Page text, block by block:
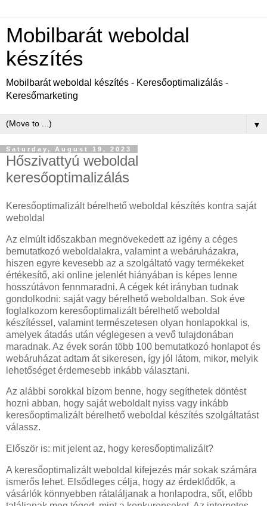
Mobilbarát weboldal
készítés
Mobilbarát weboldal készítés - Keresőoptimalizálás -
Keresőmarketing
▼
Saturday, August 19, 2023
Hőszivattyú weboldal
keresőoptimalizálás
Keresőoptimalizált bérelhető weboldal készítés kontra saját
weboldal
Az elmúlt időszakban megnövekedett az igény a céges
bemutatkozó weboldalakra, valamint a webáruházakra,
hiszen egyre kevesebb az a szolgáltató vagy termékeket
értékesítő, aki online jelenlét hiányában is képes lenne
hosszútávon fennmaradni. A cégek két irányban tudnak
gondolkodni: saját vagy bérelhető weboldalban. Sok éve
foglalkozom keresőoptimalizált bérelhető weboldal
készítéssel, valamint természetesen olyan honlapokkal is,
amelyek átadás után véglegesen a vevő tulajdonában
maradnak. Az évek során több 100 bemutatkozó honlapot és
webáruházat adtam át sikeresen, így jól látom, mikor, melyik
lehetőséget érdemesebb inkább választani.
Az alábbi sorokkal bízom benne, hogy segíthetek döntést
hozni abban, hogy saját weboldalt nyiss vagy inkább
keresőoptimalizált bérelhető weboldal készítés szolgáltatást
válassz.
Először is: mit jelent az, hogy keresőoptimalizált?
A keresőoptimalizált weboldal kifejezés már sokak számára
ismerős lehet. Elsődleges célja, hogy az érdeklődők, a
vásárlók könnyebben rátaláljanak a honlapodra, sőt, előbb